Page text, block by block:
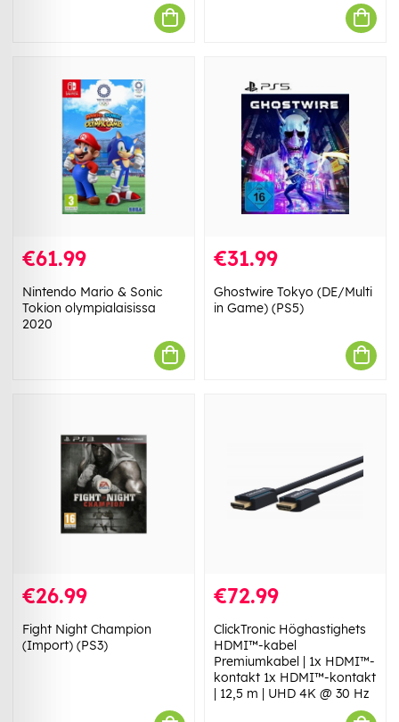
€61.99
Nintendo Mario & Sonic
Tokion olympialaisissa
2020
€31.99
Ghostwire Tokyo (DE/Multi
in Game) (PS5)
€26.99
Fight Night Champion
(Import) (PS3)
€72.99
ClickTronic Höghastighets
HDMI™-kabel
Premiumkabel | 1x HDMI™-
kontakt 1x HDMI™-kontakt
| 12,5 m | UHD 4K @ 30 Hz